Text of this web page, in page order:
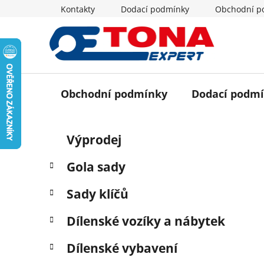
Kontakty Dodací podmínky Obchodní
Obchodní podmínky Dodací
s
r
n
n
í
Přeskočit
kategorie
e
o
i
Výprodej
Gola sady
Sady klíčů
Dílenské vozíky a nábytek
Dílenské vybavení